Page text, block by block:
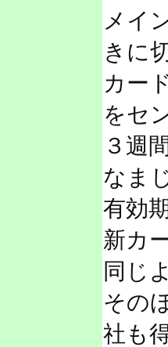
メイ
きに
カー
をセ
３週
なま
有効
新カ
同じ
その
社も